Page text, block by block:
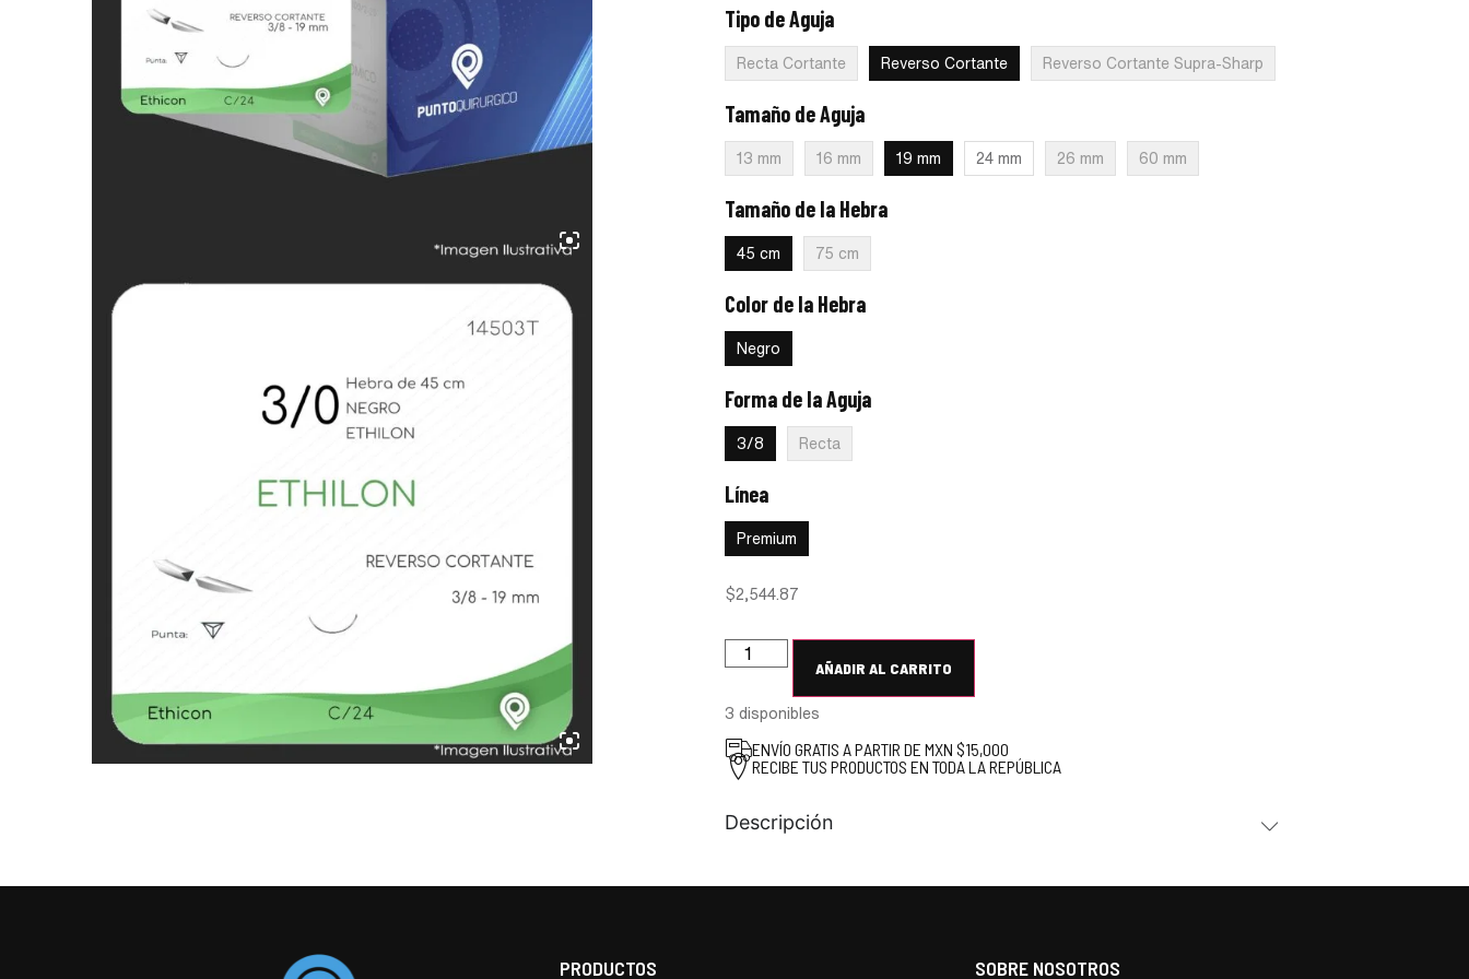
Tipo de Aguja
Recta Cortante Reverso Cortante Reverso Cortante Supra-Sharp
Tamaño de Aguja
13 mm 16 mm 19 mm 24 mm 26 mm 60 mm
Tamaño de la Hebra
45 cm 75 cm
Color de la Hebra
Negro
Forma de la Aguja
3/8 Recta
Línea
Premium
$2,544.87
AÑADIR AL CARRITO
3 disponibles
ENVÍO GRATIS A PARTIR DE MXN $15,000
RECIBE TUS PRODUCTOS EN TODA LA REPÚBLICA
Descripción
PRODUCTOS SOBRE NOSOTROS